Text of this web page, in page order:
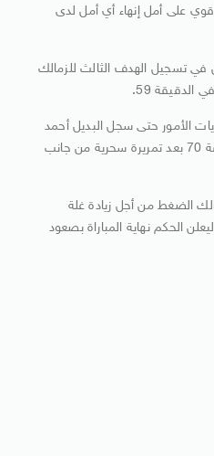
على أمل إنهاء أي أمل لدى
عمر جمال في تسجيل الهدف الثالث للزمالك
الدقيقة 59.
الأمور حتى سجل البديل أحمد
جعفر الهدف الخامس في الدقيقة 70 بعد تمريرة سحرية من جانب
الضغط من أجل زيادة غلة
الحكم نهاية المباراة بصعود